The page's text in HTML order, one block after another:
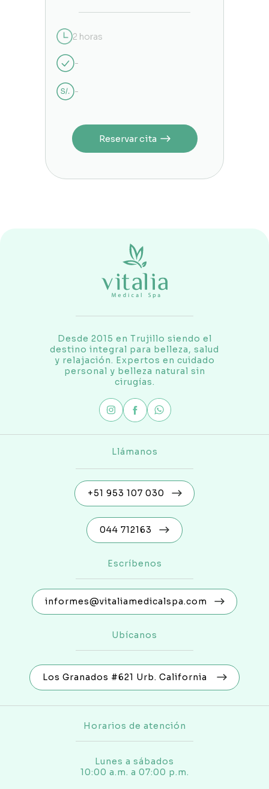
2 horas
-
-
Reservar cita
Desde 2015 en Trujillo siendo el
destino integral para belleza, salud
y relajación. Expertos en cuidado
personal y belleza natural sin
cirugías.
Llámanos
+51 953 107 030
044 712163
Escríbenos
informes@vitaliamedicalspa.com
Ubícanos
Los Granados #621 Urb. California
Horarios de atención
Lunes a sábados
10:00 a.m. a 07:00 p.m.